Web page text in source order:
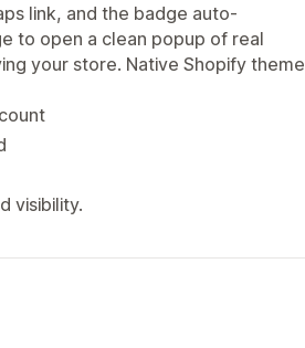
link, and the badge auto-
to open a clean popup of real
your store. Native Shopify theme
visibility.